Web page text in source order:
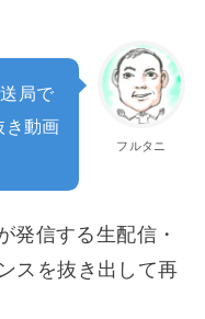
フルタニ
局で
き動画
発信する生配信・
スを抜き出して再